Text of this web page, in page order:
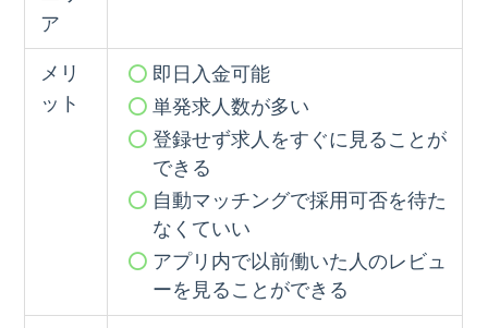
ア
メリ
ット
即日入金可能
単発求人数が多い
登録せず求人をすぐに見ることが
できる
自動マッチングで採用可否を待た
なくていい
アプリ内で以前働いた人のレビュ
ーを見ることができる